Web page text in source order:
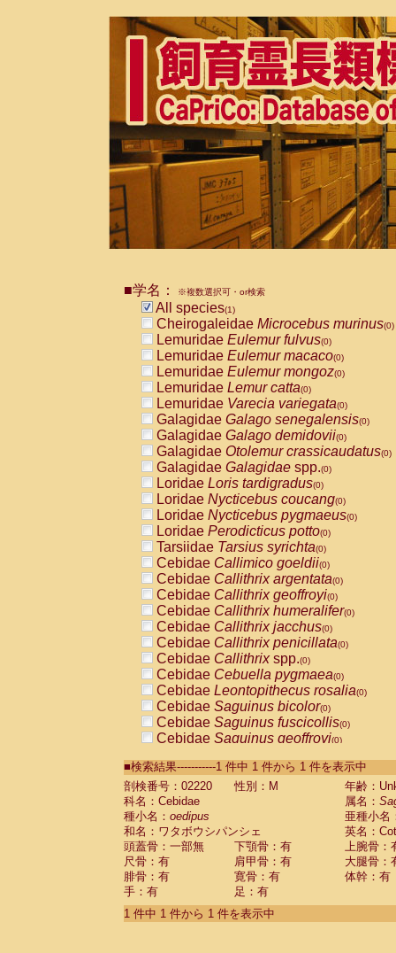
■学名： ※複数選択可・or検索
All species(1)
Cheirogaleidae Microcebus murinus(0)
Lemuridae Eulemur fulvus(0)
Lemuridae Eulemur macaco(0)
Lemuridae Eulemur mongoz(0)
Lemuridae Lemur catta(0)
Lemuridae Varecia variegata(0)
Galagidae Galago senegalensis(0)
Galagidae Galago demidovii(0)
Galagidae Otolemur crassicaudatus(0)
Galagidae Galagidae spp.(0)
Loridae Loris tardigradus(0)
Loridae Nycticebus coucang(0)
Loridae Nycticebus pygmaeus(0)
Loridae Perodicticus potto(0)
Tarsiidae Tarsius syrichta(0)
Cebidae Callimico goeldii(0)
Cebidae Callithrix argentata(0)
Cebidae Callithrix geoffroyi(0)
Cebidae Callithrix humeralifer(0)
Cebidae Callithrix jacchus(0)
Cebidae Callithrix penicillata(0)
Cebidae Callithrixspp.(0)
Cebidae Cebuella pygmaea(0)
Cebidae Leontopithecus rosalia(0)
Cebidae Saguinus bicolor(0)
Cebidae Saguinus fuscicollis(0)
Cebidae Saguinus geoffroyi(0)
CebidaeSaguinus labiatus(0)
Cebidae Saguinus leucopus (0)
Cebidae
Cebidae
CebidaeSaguinus nigricollis (0)
Cebidae Saguinus oedipus
Cebidae Saguinus weddelli
Cebidae Saguinusspp.
Cebidae Aotus trivirgatus
Cebidae Cebus albifrons
■検索結果-----------1 件中 1 件から 1 件を表示中
剖検番号：02220
性別：M
年齢：
科名：Cebidae
属名：
種小名： oedipus
亜種小名
和名：ワタボウシパンシェ
英名：
頭蓋骨：一部無
下顎骨：有
上腕骨：
尺骨：有
肩甲骨：有
大腿骨：
腓骨：有
寛骨：有
体幹：有
手：有
足：有
1 件中 1 件から 1 件を表示中